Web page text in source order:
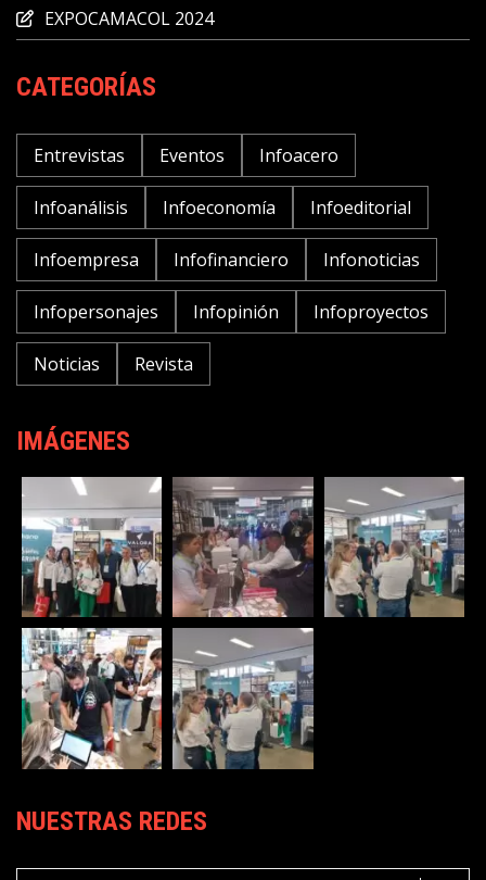
EXPOCAMACOL 2024
CATEGORÍAS
Entrevistas Eventos Infoacero
Infoanálisis Infoeconomía Infoeditorial
Infoempresa Infofinanciero Infonoticias
Infopersonajes Infopinión Infoproyectos
Noticias Revista
IMÁGENES
NUESTRAS REDES